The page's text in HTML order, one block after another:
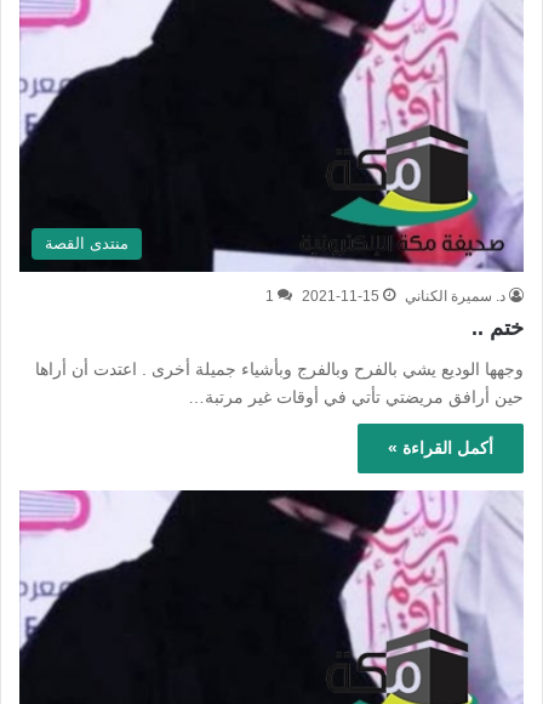
منتدى القصة
د. سميرة الكناني 2021-11-15
1
ختم ..
وجهها الوديع يشي بالفرح وبالفرج وبأشياء جميلة أخرى . اعتدت أن أراها
حين أرافق مريضتي تأتي في أوقات غير مرتبة…
أكمل القراءة »